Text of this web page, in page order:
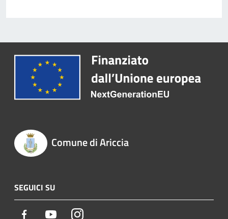
Comune di Ariccia
SEGUICI SU
Facebook YoutubeInstagram